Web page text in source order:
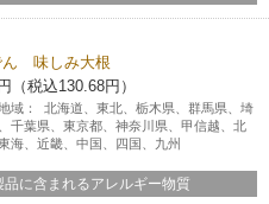
（店舗限定）
ング（店舗限定）
クボクローク」（店舗限定）
ん 味しみ大根
（税込130.68円）
域：
北海道、東北、栃木県、群馬県、埼
千葉県、東京都、神奈川県、甲信越、北
海、近畿、中国、四国、九州
品に含まれるアレルギー物質